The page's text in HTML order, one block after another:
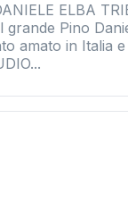
ELBA
grande Pino
amato in Italia